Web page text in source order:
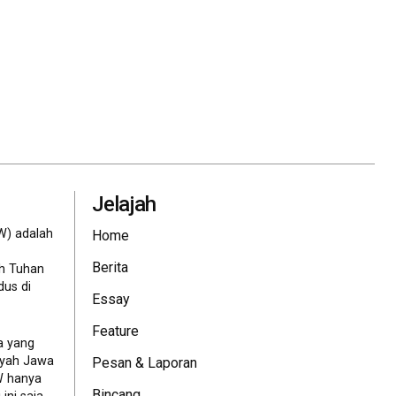
adalah
Tuhan
di
yang
Jawa
hanya
Jelajah
Home
Berita
Essay
Feature
Pesan & Laporan